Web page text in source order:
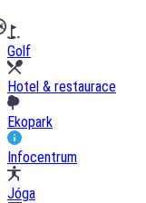
Golf
Hotel & restaurace
Ekopark
Infocentrum
Jóga